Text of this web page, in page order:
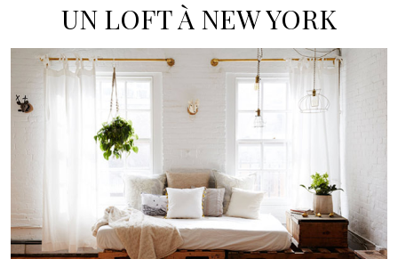
UN LOFT À NEW YORK